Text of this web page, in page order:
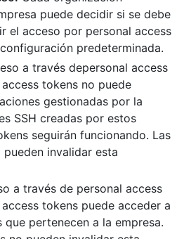
puede decidir si se debe
el acceso por personal access
predeterminada.
a través depersonal access
tokens no puede
gestionadas por la
SSH creadas por estos
seguirán funcionando. Las
invalidar esta
a través de personal access
tokens puede acceder a
que pertenecen a la empresa.